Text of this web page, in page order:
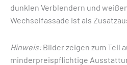
dunklen Verblendern und
Wechselfassade ist als
Hinweis: Bilder zeigen zum Teil
minderpreispflichtige